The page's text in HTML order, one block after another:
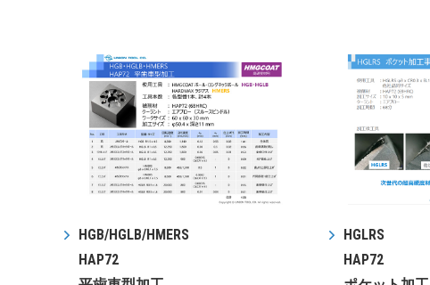
HGB/HGLB/HMERS
HAP72
HGLRS
HAP72